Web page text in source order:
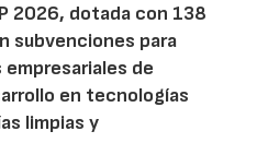
2026, dotada con 138
subvenciones para
de
en tecnologías
limpias y